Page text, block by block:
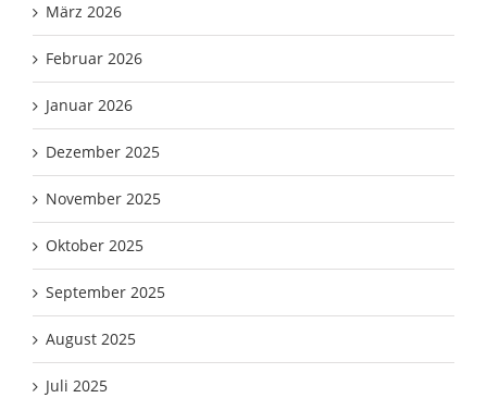
März 2026
Februar 2026
Januar 2026
Dezember 2025
November 2025
Oktober 2025
September 2025
August 2025
Juli 2025